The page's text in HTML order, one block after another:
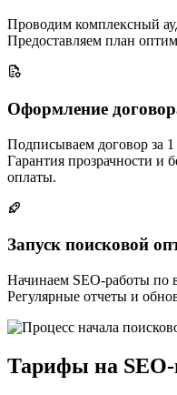
Проводим комплексный
Предоставляем план
Оформление
Подписываем договор за 1
Гарантия прозрачности и
оплаты.
Запуск поисковой
Начинаем SEO-работы по
Регулярные отчеты и
Тарифы на